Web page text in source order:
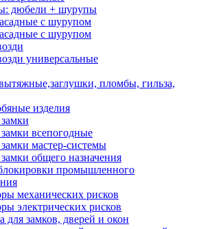
дюбели + шурупы
с шурупом
с шурупом
универсальные
пломбы, гильза,
изделия
всепогодные
мастер-системы
общего назначения
промышленного
механических рисков
электрических рисков
для замков, дверей и окон